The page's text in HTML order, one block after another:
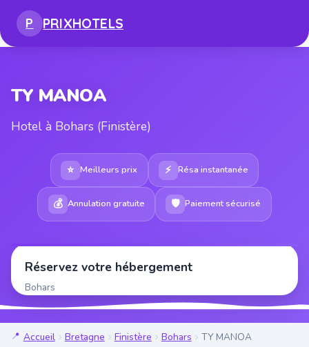
P PRIXHOTELS
TY MANOA
Hotel à Bohars (Finistère)
⭐ Meilleurs prix ⚡ Résa instantanée
💰 Annulation gratuite 🛡 Paiement sécurisé
Réservez votre hébergement
Bohars
Accueil Bretagne Finistère Bohars TY MANOA